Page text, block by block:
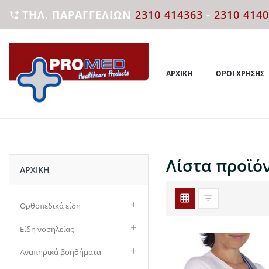
 ΤΗΛ. ΠΑΡΑΓΓΕΛΙΏΝ 2310 414363 - 2310
ΑΡΧΙΚΉ ΌΡΟΙ ΧΡΉΣΗΣ
ΑΡΧΙΚΉ
Ορθοπεδικά είδη
Είδη νοσηλείας
Αναπηρικά βοηθήματα
Λίστα